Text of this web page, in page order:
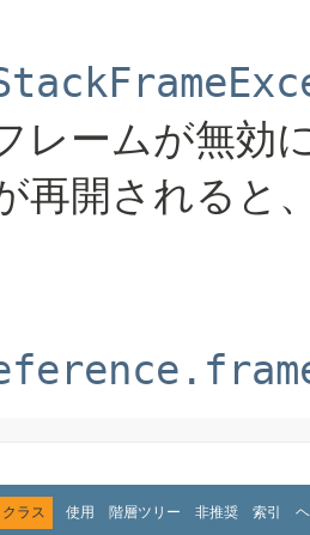
レームが無効
再開されると
クラス 使用 階層ツリー 非推奨 索引